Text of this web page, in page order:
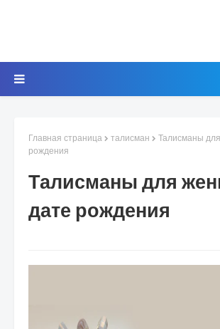
Главная страница талисман
Талисманы
рождения
Талисманы для
дате рождения